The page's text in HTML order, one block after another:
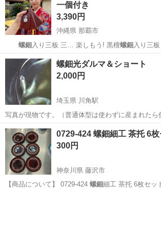
一個付き
3,390円
沖縄県 那覇市
螺鈿
入り三板 三… 楽しもう! 黒檀螺鈿 入り三
沖縄 那覇市 打楽器、ドラム
螺鈿光ダルマ＆ショート
2,000円
埼玉県 川角駅
写真が現物です。（普通体型は使わずに産まれたら
が1か2匹です。希望であれば普通体型のオス1匹+
埼玉 入間郡 その他
0729-424 螺鈿細工 茶托 6枚
300円
神奈川県 藤沢市
【商品について】 0729-424 螺鈿